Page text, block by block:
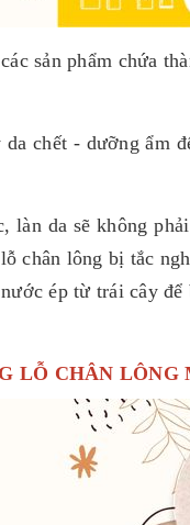
sản phẩm chứa
chết - dưỡng ẩm
da sẽ không
chân lông bị tắc
ép từ trái cây để
LỖ CHÂN LÔNG